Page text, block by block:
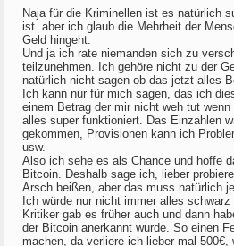
Naja für die Kriminellen ist es natürlich
ist..aber ich glaub die Mehrheit der
Geld hingeht.
Und ja ich rate niemanden sich zu
teilzunehmen. Ich gehöre nicht zu der
natürlich nicht sagen ob das jetzt alles
Ich kann nur für mich sagen, das ich
einem Betrag der mir nicht weh tut
alles super funktioniert. Das Einzahlen
gekommen, Provisionen kann ich
usw.
Also ich sehe es als Chance und hoffe
Bitcoin. Deshalb sage ich, lieber
Arsch beißen, aber das muss natürlich
Ich würde nur nicht immer alles
Kritiker gab es früher auch und dann
der Bitcoin anerkannt wurde. So einen
machen, da verliere ich lieber mal